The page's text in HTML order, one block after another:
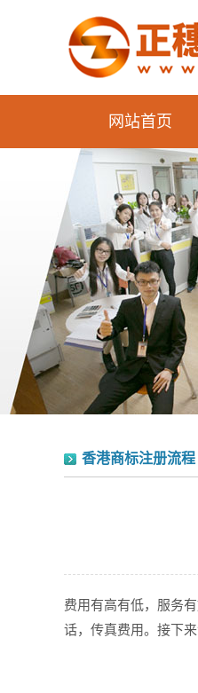
网站首页
香港商标注册流程
费用有高有低，服务
话，传真费用。接下来